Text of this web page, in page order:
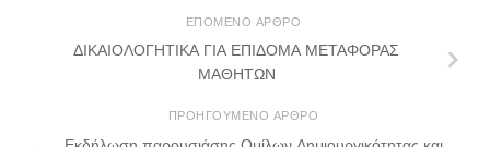
ΕΠΌΜΕΝΟ ΆΡΘΡΟ
ΔΙΚΑΙΟΛΟΓΗΤΙΚΑ ΓΙΑ ΕΠΙΔΟΜΑ ΜΕΤΑΦΟΡΑΣ
ΜΑΘΗΤΩΝ
ΠΡΟΗΓΟΎΜΕΝΟ ΆΡΘΡΟ